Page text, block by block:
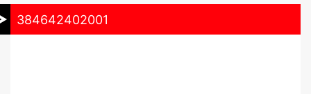
384642402001